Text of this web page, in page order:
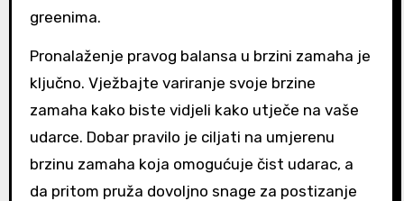
greenima.
Pronalaženje pravog balansa u brzini zamaha je
ključno. Vježbajte variranje svoje brzine
zamaha kako biste vidjeli kako utječe na vaše
udarce. Dobar pravilo je ciljati na umjerenu
brzinu zamaha koja omogućuje čist udarac, a
da pritom pruža dovoljno snage za postizanje